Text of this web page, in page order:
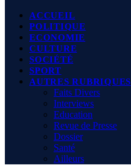
ACCUEIL
POLITIQUE
ECONOMIE
CULTURE
SOCIÉTÉ
SPORT
AUTRES RUBRIQUES
Faits Divers
Interviews
Education
Revue de Presse
Dossier
Santé
Ailleurs